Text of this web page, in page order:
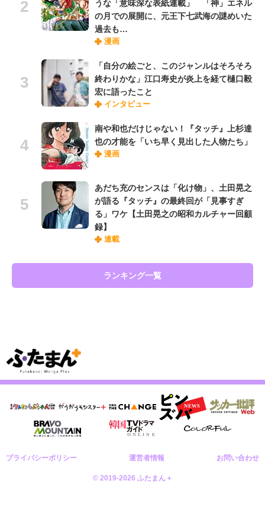
うな「意味深な表紙連載」 「神」エネル
の月での展開に、元王下七武海の謎めいた
過去も…
漫画
「自分の絵ごと、このジャンルはそろそろ
終わりかな」江口寿史が炎上を経て樋口毅
宏に語ったこと
インタビュー
南や和也だけじゃない！『タッチ』上杉達
也の才能を「いち早く見出した人物たち」
漫画
あだち充のセンスは「化け物」、土田晃之
が語る『タッチ』の最終回が「見事すぎ
る」ワケ【土田晃之の昭和カルチャー回顧
録】
連載
ランキング一覧
プライバシーポリシー 運営者情報 お問い合わせ
© 2019-2026 ふたまん＋